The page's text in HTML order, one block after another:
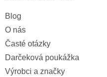
Blog
O nás
Časté otázky
Darčeková poukážka
Výrobci a značky